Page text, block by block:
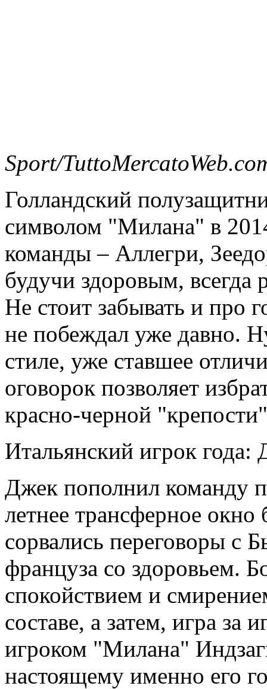
Sport/
Голландский
символом "Милана" в
команды – Аллегри,
будучи здоровым, всегда
Не стоит забывать и про
не побеждал уже давно.
стиле, уже ставшее
оговорок позволяет
красно-черной
Итальянский игрок года:
Джек пополнил команду
летнее трансферное окно
сорвались переговоры с
француза со здоровьем.
спокойствием и
составе, а затем, игра за
игроком "Милана"
настоящему именно его